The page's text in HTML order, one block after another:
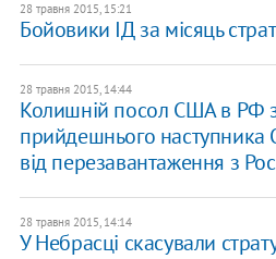
28 травня 2015, 15:21
Бойовики ІД за місяць
28 травня 2015, 14:44
Колишній посол США в РФ
прийдешнього наступника
від перезавантаження з
28 травня 2015, 14:14
У Небрасці скасували